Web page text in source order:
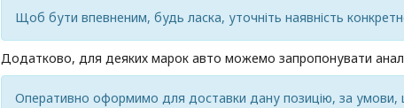
Щоб бути впевненим, будь ласка, уточніть наявність
Додатково, для деяких марок авто можемо запропонувати
Оперативно оформимо для доставки дану позицію, за